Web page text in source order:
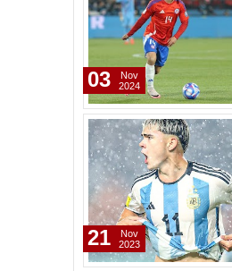
03
Nov
2024
21
Nov
2023